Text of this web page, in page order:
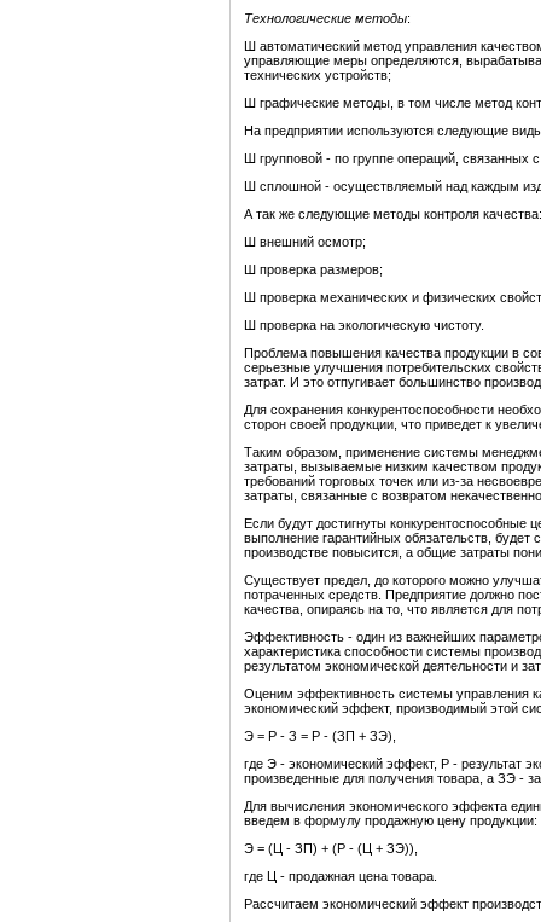
Технологические методы:
Ш автоматический метод управления
управляющие меры определяются,
технических устройств;
Ш графические методы, в том числе метод
На предприятии используются следующие
Ш групповой - по группе операций, связанных
Ш сплошной - осуществляемый над каждым
А так же следующие методы контроля качества:
Ш внешний осмотр;
Ш проверка размеров;
Ш проверка механических и физических
Ш проверка на экологическую чистоту.
Проблема повышения качества продукции в
серьезные улучшения потребительских
затрат. И это отпугивает большинство
Для сохранения конкурентоспособности
сторон своей продукции, что приведет к
Таким образом, применение системы
затраты, вызываемые низким качеством
требований торговых точек или из-за
затраты, связанные с возвратом
Если будут достигнуты конкурентоспособные
выполнение гарантийных обязательств, будет
производстве повысится, а общие затраты
Существует предел, до которого можно
потраченных средств. Предприятие должно
качества, опираясь на то, что является для
Эффективность - один из важнейших
характеристика способности системы
результатом экономической деятельности и
Оценим эффективность системы управления
экономический эффект, производимый этой
Э = Р - З = Р - (ЗП + ЗЭ),
где Э - экономический эффект, Р - результат
произведенные для получения товара, а ЗЭ -
Для вычисления экономического эффекта
введем в формулу продажную цену продукции:
Э = (Ц - ЗП) + (Р - (Ц + ЗЭ)),
где Ц - продажная цена товара.
Рассчитаем экономический эффект